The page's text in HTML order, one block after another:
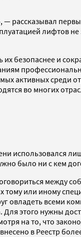
рассказывал
лифтов
безопаснее и
активных среди
во многих
использовался
было ни с кем
между
или иному
овладеть всеми
этого нужны
на то, что
в Реестр